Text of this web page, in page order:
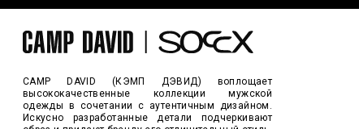
CAMP DAVID (КЭМП ДЭВИД) воплощает
высококачественные коллекции мужской
одежды в сочетании с аутентичным дизайном.
Искусно разработанные детали подчеркивают